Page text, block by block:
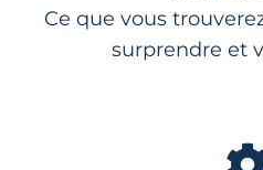
Ce que vous
surprendre et